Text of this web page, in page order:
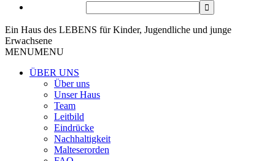
Ein Haus des LEBENS für Kinder, Jugendliche und junge
Erwachsene
MENUMENU
ÜBER UNS
Über uns
Unser Haus
Team
Leitbild
Eindrücke
Nachhaltigkeit
Malteserorden